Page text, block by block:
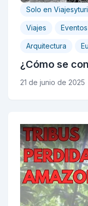
Solo en
Viajes Eventos
Arquitectura
¿Cómo se
21 de junio de 2025